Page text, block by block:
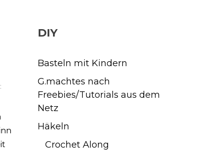
DIY
Basteln mit Kindern
G.machtes nach
Freebies/Tutorials aus dem
Netz
Häkeln
Crochet Along